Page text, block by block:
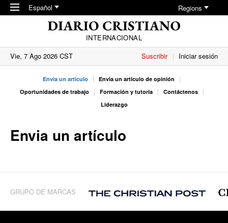
Skip to main content
Español Regions
INTERNACIONAL
Vie, 7 Ago 2026 CST
Suscribir Iniciar sesión
Envia un artículo
Envia un artículo de opinión
Oportunidades de trabajo
Formación y tutoría
Contáctenos
Liderazgo
Envia un artículo
GRUPO DE MARCAS